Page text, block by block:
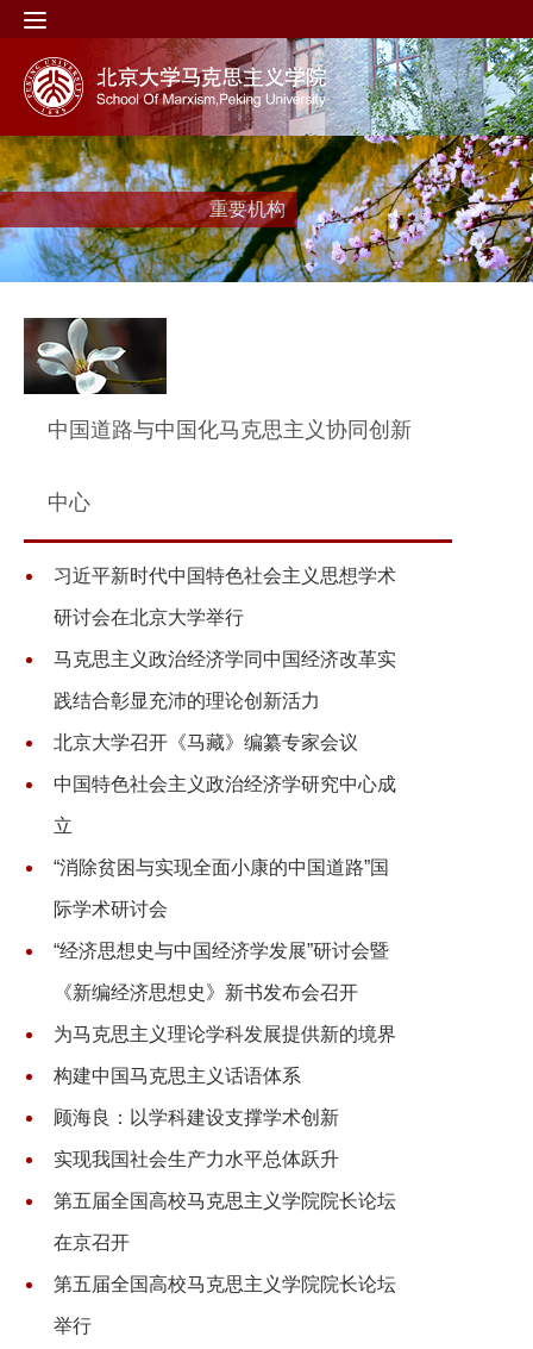
重要机构
中国道路与中国化马克思主义协同创新
中心
习近平新时代中国特色社会主义思想学术
研讨会在北京大学举行
马克思主义政治经济学同中国经济改革实
践结合彰显充沛的理论创新活力
北京大学召开《马藏》编纂专家会议
中国特色社会主义政治经济学研究中心成
立
“消除贫困与实现全面小康的中国道路”国
际学术研讨会
“经济思想史与中国经济学发展”研讨会暨
《新编经济思想史》新书发布会召开
为马克思主义理论学科发展提供新的境界
构建中国马克思主义话语体系
顾海良：以学科建设支撑学术创新
实现我国社会生产力水平总体跃升
第五届全国高校马克思主义学院院长论坛
在京召开
第五届全国高校马克思主义学院院长论坛
举行